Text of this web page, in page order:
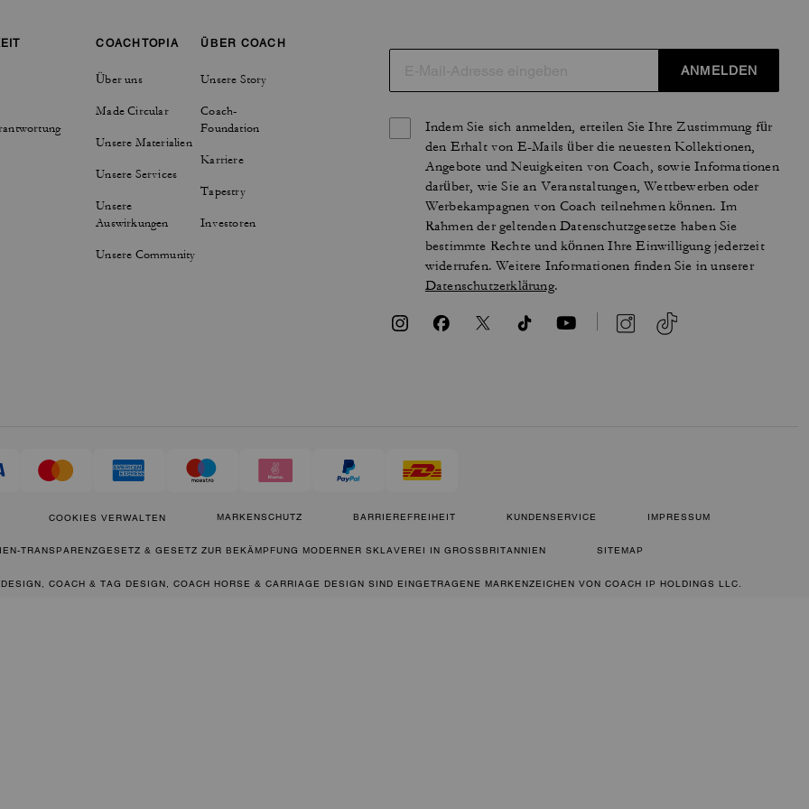
COACHTOPIA
Über uns
Made Circular
Unsere Materialien
Unsere Services
Unsere
Auswirkungen
Unsere Community
ÜBER COACH
Unsere Story
Coach-
Foundation
Karriere
Tapestry
Investoren
ANMELDEN
Indem Sie sich anmelden, erteilen Sie Ihre Zustimmung für
den Erhalt von E-Mails über die neuesten Kollektionen,
Angebote und Neuigkeiten von Coach, sowie Informationen
darüber, wie Sie an Veranstaltungen, Wettbewerben oder
Werbekampagnen von Coach teilnehmen können. Im
Rahmen der geltenden Datenschutzgesetze haben Sie
bestimmte Rechte und können Ihre Einwilligung jederzeit
widerrufen. Weitere Informationen finden Sie in unserer
Datenschutzerklärung.
COOKIES VERWALTEN MARKENSCHUTZ BARRIEREFREIHEIT KUNDENSERVICE IMPRESSUM
TRANSPARENZGESETZ & GESETZ ZUR BEKÄMPFUNG MODERNER SKLAVEREI IN GROSSBRITANNIEN SITEMAP
COACH & TAG DESIGN, COACH HORSE & CARRIAGE DESIGN SIND EINGETRAGENE MARKENZEICHEN VON COACH IP HOLDINGS LLC.